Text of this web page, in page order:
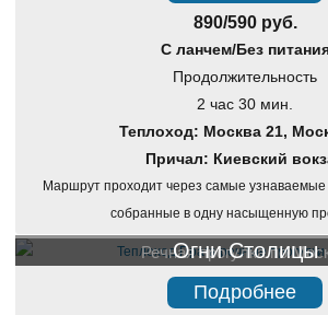
890/590 руб.
С ланчем/Без
Продолжительность
2 час 30 мин.
Теплоход: Москва 21,
Причал: Киевский
Маршрут проходит через самые
собранные в одну насыщенную
Речная прогулка по
Огни Столицы
Подробнее